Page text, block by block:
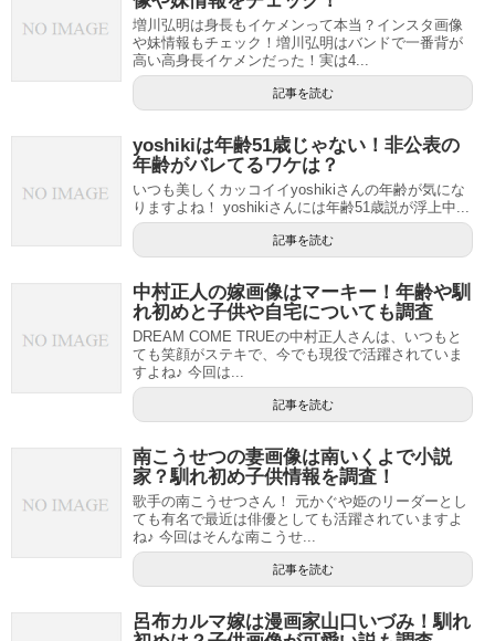
増川弘明は身長もイケメンって本当？インスタ画像
や妹情報もチェック！増川弘明はバンドで一番背が
高い高身長イケメンだった！実は4...
記事を読む
yoshikiは年齢51歳じゃない！非公表の
年齢がバレてるワケは？
いつも美しくカッコイイyoshikiさんの年齢が気にな
りますよね！ yoshikiさんには年齢51歳説が浮上中...
記事を読む
中村正人の嫁画像はマーキー！年齢や馴
れ初めと子供や自宅についても調査
DREAM COME TRUEの中村正人さんは、いつもと
ても笑顔がステキで、今でも現役で活躍されていま
すよね♪ 今回は...
記事を読む
南こうせつの妻画像は南いくよで小説
家？馴れ初め子供情報を調査！
歌手の南こうせつさん！ 元かぐや姫のリーダーとし
ても有名で最近は俳優としても活躍されていますよ
ね♪ 今回はそんな南こうせ...
記事を読む
呂布カルマ嫁は漫画家山口いづみ！馴れ